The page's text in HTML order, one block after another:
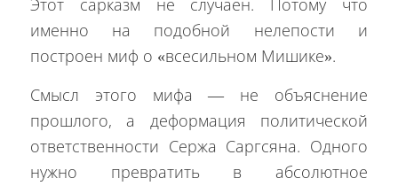
Этот сарказм не случаен. Потому что
именно на подобной нелепости и
построен миф о «всесильном Мишике».
Смысл этого мифа — не объяснение
прошлого, а деформация политической
ответственности Сержа Саргсяна. Одного
нужно превратить в абсолютное